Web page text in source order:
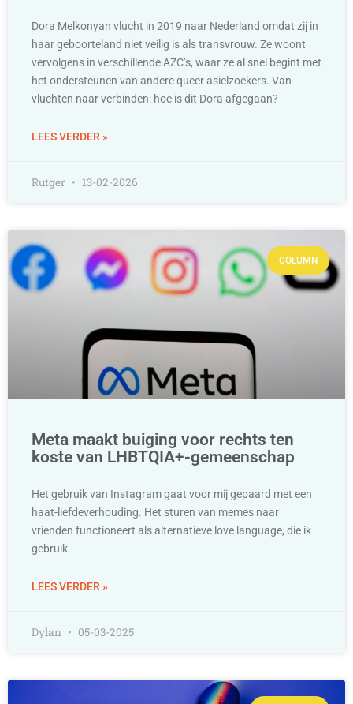
Dora Melkonyan vlucht in 2019 naar Nederland omdat zij in
haar geboorteland niet veilig is als transvrouw. Ze woont
vervolgens in verschillende AZC’s, waar ze al snel begint met
het ondersteunen van andere queer asielzoekers. Van
vluchten naar verbinden: hoe is dit Dora afgegaan?
LEES VERDER »
Rutger 13-02-2026
COLUMN
Meta maakt buiging voor rechts ten
koste van LHBTQIA+-gemeenschap
Het gebruik van Instagram gaat voor mij gepaard met een
haat-liefdeverhouding. Het sturen van memes naar
vrienden functioneert als alternatieve love language, die ik
gebruik
LEES VERDER »
Dylan 05-03-2025